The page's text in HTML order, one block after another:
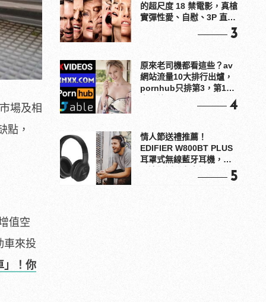
場及相
點，
值空
車來投
」！你
的超尺度 18 禁電影，真槍
實彈性愛、自慰、3P 直接
3
原來老司機都看這些？av
網站流量10大排行出爐，
pornhub只排第3，第1名
4
情人節送禮推薦！
EDIFIER W800BT PLUS
耳罩式無線藍牙耳機，在
5